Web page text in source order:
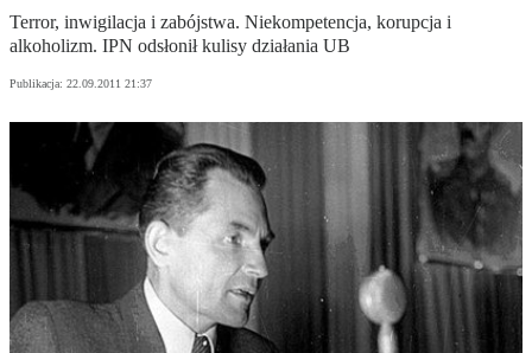
Terror, inwigilacja i zabójstwa. Niekompetencja, korupcja i
alkoholizm. IPN odsłonił kulisy działania UB
Publikacja: 22.09.2011 21:37